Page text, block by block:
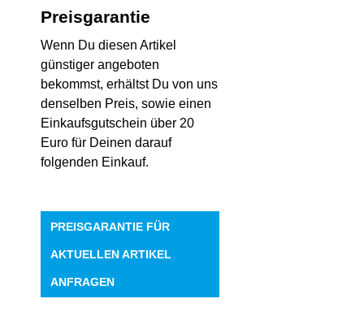
Preisgarantie
Wenn Du diesen Artikel
günstiger angeboten
bekommst, erhältst Du von uns
denselben Preis, sowie einen
Einkaufsgutschein über 20
Euro für Deinen darauf
folgenden Einkauf.
PREISGARANTIE FÜR
AKTUELLEN ARTIKEL
ANFRAGEN